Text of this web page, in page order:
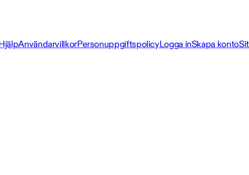
AnvändarvillkorPersonuppgiftspolicyLogga inSkapa konto